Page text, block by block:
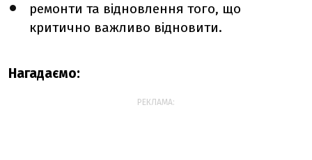
ремонти та відновлення того, що
критично важливо відновити.
Нагадаємо:
РЕКЛАМА: